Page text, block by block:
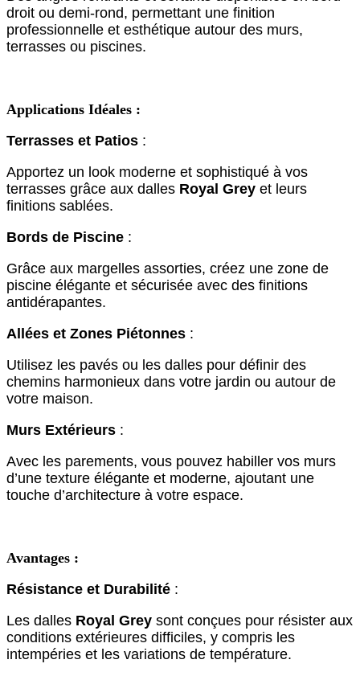
droit ou demi-rond, permettant une finition
professionnelle et esthétique autour des murs,
terrasses ou piscines.
Applications Idéales :
Terrasses et Patios :
Apportez un look moderne et sophistiqué à vos
terrasses grâce aux dalles Royal Grey et leurs
finitions sablées.
Bords de Piscine :
Grâce aux margelles assorties, créez une zone de
piscine élégante et sécurisée avec des finitions
antidérapantes.
Allées et Zones Piétonnes :
Utilisez les pavés ou les dalles pour définir des
chemins harmonieux dans votre jardin ou autour de
votre maison.
Murs Extérieurs :
Avec les parements, vous pouvez habiller vos murs
d’une texture élégante et moderne, ajoutant une
touche d’architecture à votre espace.
Avantages :
Résistance et Durabilité :
Les dalles Royal Grey sont conçues pour résister aux
conditions extérieures difficiles, y compris les
intempéries et les variations de température.